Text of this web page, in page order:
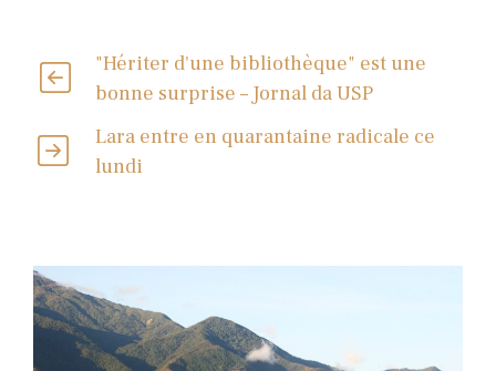
"Hériter d'une bibliothèque" est une
bonne surprise – Jornal da USP
Lara entre en quarantaine radicale ce
lundi